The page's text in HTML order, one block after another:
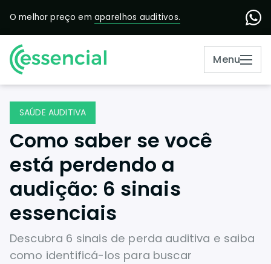
O melhor preço em aparelhos auditivos.
Menu
SAÚDE AUDITIVA
Como saber se você
está perdendo a
audição: 6 sinais
essenciais
Descubra 6 sinais de perda auditiva e saiba
como identificá-los para buscar